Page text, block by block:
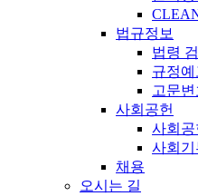
법규정보
법령
규정예
고문
사회공헌
사회
사회
채용
오시는 길